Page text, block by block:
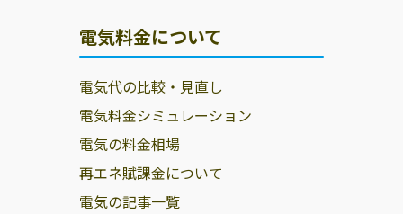
電気料金について
電気代の比較・見直し
電気料金シミュレーション
電気の料金相場
再エネ賦課金について
電気の記事一覧